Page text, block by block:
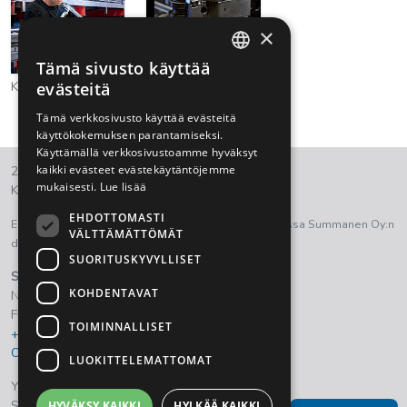
Kartiointi
2021 © Summanen Oy.
Kaikki oikeudet pidätetään.
Euroopan aluekehitysrahasto on ollut osana tukemassa Summanen Oy:n
digitalisaation kehittämistyötä.
Summanen Oy
Nostavantie 111
FI- 15820 Lahti, Finland
+358 3 884 150
Ota yhteyttä
Yleiset sopimus- ja toimitusehdot
×
Tämä sivusto käyttää
evästeitä
Tämä verkkosivusto käyttää evästeitä
käyttökokemuksen parantamiseksi.
Käyttämällä verkkosivustoamme hyväksyt
kaikki evästeet evästekäytäntöjemme
mukaisesti. Lue lisää
EHDOTTOMASTI
VÄLTTÄMÄTTÖMÄT
SUORITUSKYVYLLISET
KOHDENTAVAT
TOIMINNALLISET
LUOKITTELEMATTOMAT